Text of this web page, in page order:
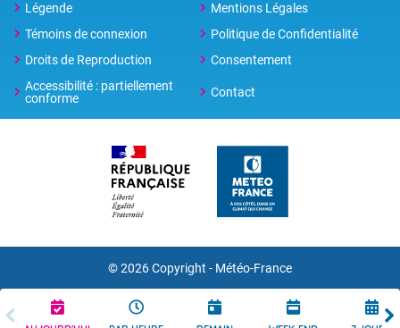
Légende
Mentions Légales
Témoins de connexion
Politique de Confidentialité
Droits de Reproduction
Consentement
Accessibilité : partiellement
conforme
Contact
© 2026 Copyright - Météo-France